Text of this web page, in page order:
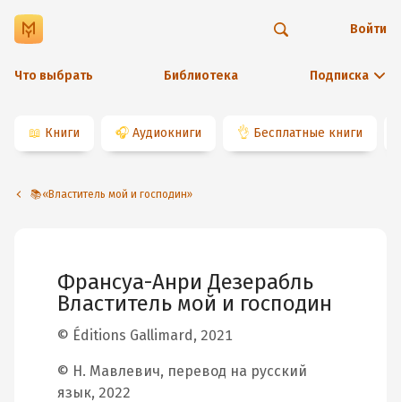
Что выбрать Библиотека Подписка
Войти
📖 Книги 🎧 Аудиокниги 👌 Бесплатные книги
📚«Властитель мой и господин»
Франсуа-Анри Дезерабль
Властитель мой и господин
© Éditions Gallimard, 2021
© Н. Мавлевич, перевод на русский
язык, 2022